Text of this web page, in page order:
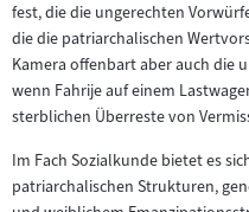
fest, die die ungerechten
die die patriarchalischen
Kamera offenbart aber auch die
wenn Fahrije auf einem
sterblichen Überreste von
Im Fach Sozialkunde bietet es
patriarchalischen Strukturen,